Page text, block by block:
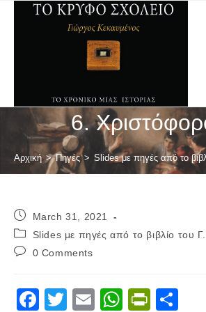
6.
Αρχική > Πηγές > Slides με πηγές από το
Post
published:
March 31, 2021
Post
category:
Slides με πηγές από το βιβλίο του
Post0 Comments
F
T
E
W
Pr